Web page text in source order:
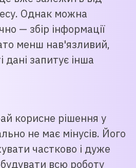
Однак можна
— збір інформації
менш нав'язливий,
дані запитує інша
корисне рішення у
не має мінусів. Його
частково і дуже
всю роботу